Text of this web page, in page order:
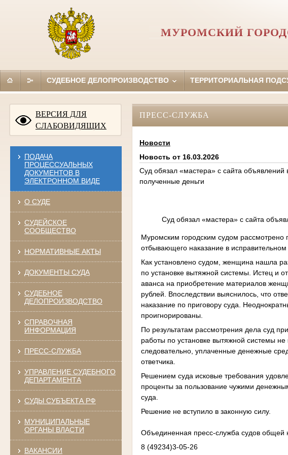
МУРОМСКИЙ
СУДЕБНОЕ ДЕЛОПРОИЗВОДСТВО ТЕРРИТОРИАЛЬНАЯ
ВЕРСИЯ ДЛЯ
СЛАБОВИДЯЩИХ
ПОДАЧА
ПРОЦЕССУАЛЬНЫХ
ДОКУМЕНТОВ В
ЭЛЕКТРОННОМ ВИДЕ
О СУДЕ
СУДЕЙСКОЕ
СООБЩЕСТВО
НОРМАТИВНЫЕ АКТЫ
ДОКУМЕНТЫ СУДА
СУДЕБНОЕ
ДЕЛОПРОИЗВОДСТВО
СПРАВОЧНАЯ
ИНФОРМАЦИЯ
ПРЕСС-СЛУЖБА
УПРАВЛЕНИЕ СУДЕБНОГО
ДЕПАРТАМЕНТА
СУДЫ СУБЪЕКТА РФ
МУНИЦИПАЛЬНЫЕ
ОРГАНЫ ВЛАСТИ
ВАКАНСИИ
ПРЕСС-СЛУЖБА
Новости
Новость от 16.03.2026
Суд обязал «мастера» с сайта
полученные деньги
Суд обязал «мастера» с сайта
Муромским городским судом рассмотрено
отбывающего наказание в исправительном
Как установлено судом, женщина нашла
по установке вытяжной системы. Истец и
аванса на приобретение материалов
рублей. Впоследствии выяснилось, что
наказание по приговору суда.
проигнорированы.
По результатам рассмотрения дела суд
работы по установке вытяжной системы
следовательно, уплаченные денежные
ответчика.
Решением суда исковые требования
проценты за пользование чужими
суда.
Решение не вступило в законную силу.
Объединенная пресс-служба судов общей
8 (49234)3-05-26